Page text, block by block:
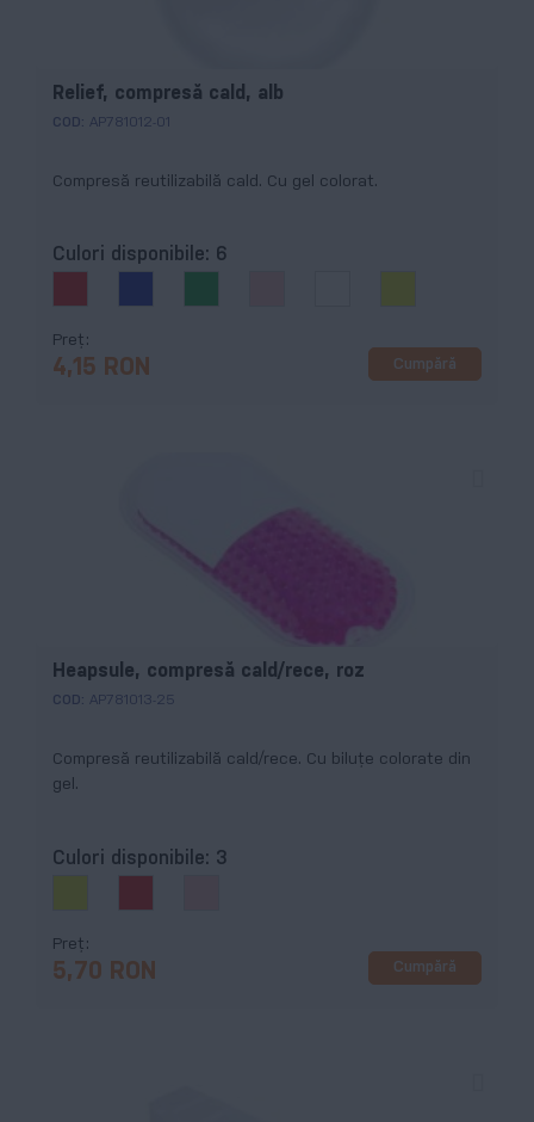
Relief, compresă cald, alb
COD: AP781012-01
Compresă reutilizabilă cald. Cu gel colorat.
Culori disponibile: 6
Preț
4,15 RON Cumpără
Heapsule, compresă cald/rece, roz
COD: AP781013-25
Compresă reutilizabilă cald/rece. Cu biluțe colorate din
gel.
Culori disponibile: 3
Preț
5,70 RON Cumpără